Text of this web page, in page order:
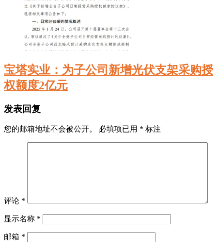
宝塔实业：为子公司新增光伏支架采购授
权额度2亿元
发表回复
您的邮箱地址不会被公开。 必填项已用 * 标注
评论 *
显示名称 *
邮箱 *